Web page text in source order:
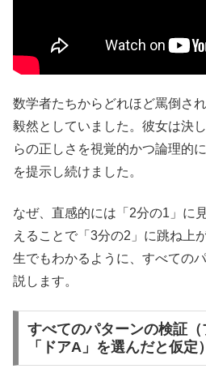
数学者たちからどれほど罵倒さ
毅然としていました。彼女は決
らの正しさを視覚的かつ論理的
を提示し続けました。
なぜ、直感的には「2分の1」に
えることで「3分の2」に跳ね上
生でもわかるように、すべての
説します。
すべてのパターンの検証
「ドアA」を選んだと仮定）